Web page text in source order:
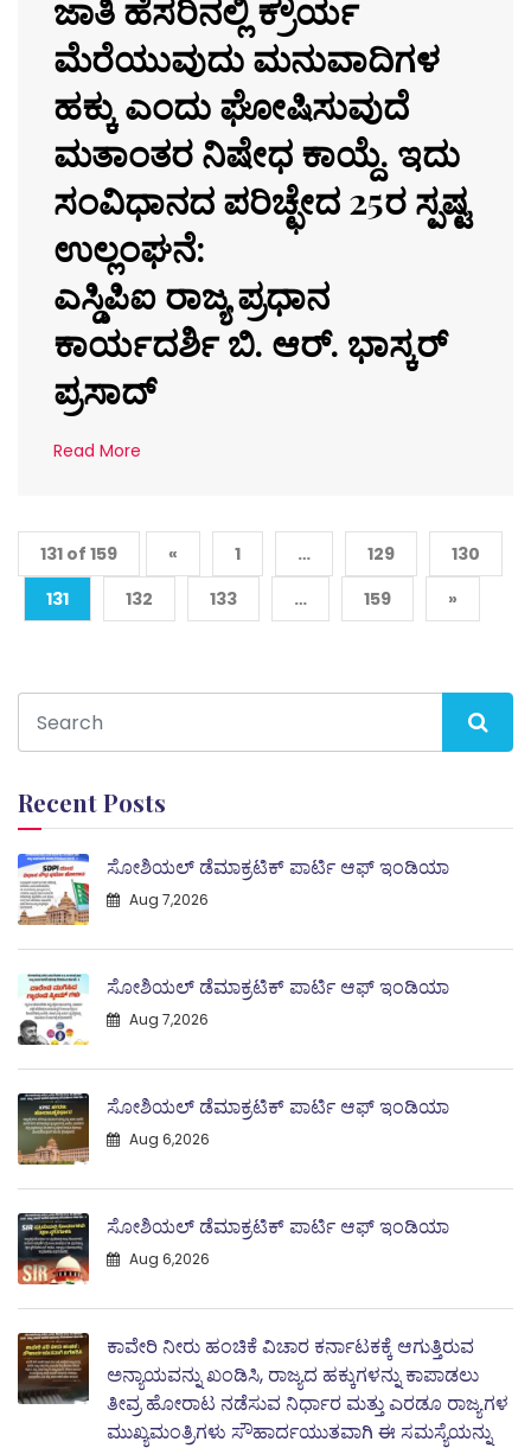
ಜಾತಿ ಹೆಸರಿನಲ್ಲಿ ಕ್ರೌರ್ಯ
ಮೆರೆಯುವುದು ಮನುವಾದಿಗಳ
ಹಕ್ಕು ಎಂದು ಘೋಷಿಸುವುದೆ
ಮತಾಂತರ ನಿಷೇಧ ಕಾಯ್ದೆ. ಇದು
ಸಂವಿಧಾನದ ಪರಿಚ್ಛೇದ 25ರ ಸ್ಪಷ್ಟ
ಉಲ್ಲಂಘನೆ:
ಎಸ್ಡಿಪಿಐ ರಾಜ್ಯ ಪ್ರಧಾನ
ಕಾರ್ಯದರ್ಶಿ ಬಿ. ಆರ್. ಭಾಸ್ಕರ್
ಪ್ರಸಾದ್
Read More
131 of 159 « 1 … 129
130
131
132 133 … 159 »
Recent Posts
ಸೋಶಿಯಲ್ ಡೆಮಾಕ್ರಟಿಕ್ ಪಾರ್ಟಿ ಆಫ್ ಇಂಡಿಯಾ
Aug 7,2026
ಸೋಶಿಯಲ್ ಡೆಮಾಕ್ರಟಿಕ್ ಪಾರ್ಟಿ ಆಫ್ ಇಂಡಿಯಾ
Aug 7,2026
ಸೋಶಿಯಲ್ ಡೆಮಾಕ್ರಟಿಕ್ ಪಾರ್ಟಿ ಆಫ್ ಇಂಡಿಯಾ
Aug 6,2026
ಸೋಶಿಯಲ್ ಡೆಮಾಕ್ರಟಿಕ್ ಪಾರ್ಟಿ ಆಫ್ ಇಂಡಿಯಾ
Aug 6,2026
ಕಾವೇರಿ ನೀರು ಹಂಚಿಕೆ ವಿಚಾರ ಕರ್ನಾಟಕಕ್ಕೆ ಆಗುತ್ತಿರುವ
ಅನ್ಯಾಯವನ್ನು ಖಂಡಿಸಿ, ರಾಜ್ಯದ ಹಕ್ಕುಗಳನ್ನು ಕಾಪಾಡಲು
ತೀವ್ರ ಹೋರಾಟ ನಡೆಸುವ ನಿರ್ಧಾರ ಮತ್ತು ಎರಡೂ ರಾಜ್ಯಗಳ
ಮುಖ್ಯಮಂತ್ರಿಗಳು ಸೌಹಾರ್ದಯುತವಾಗಿ ಈ ಸಮಸ್ಯೆಯನ್ನು